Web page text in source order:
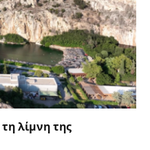
λίμνη της